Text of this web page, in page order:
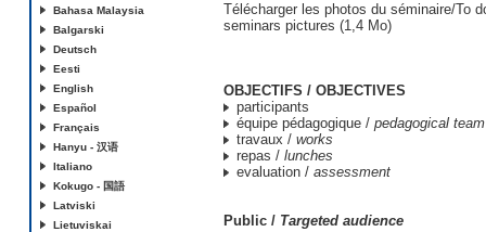
Bahasa Malaysia
Balgarski
Deutsch
Eesti
English
Español
Français
Hanyu - 汉语
Italiano
Kokugo - 国語
Latviski
Lietuviskai
Télécharger les photos du séminaire/To
seminars pictures (1,4 Mo)
OBJECTIFS / OBJECTIVES
participants
équipe pédagogique / pedagogical team
travaux / works
repas / lunches
evaluation / assessment
Public / Targeted audience